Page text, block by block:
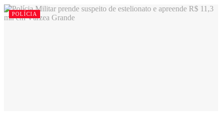
POLÍCIA